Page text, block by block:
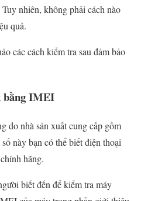
nhiên, không phải cách nào
quả.
các cách kiểm tra sau đảm bảo
bằng IMEI
do nhà sản xuất cung cấp gồm
này bạn có thể biết điện thoại
hãng.
biết đến để kiểm tra máy